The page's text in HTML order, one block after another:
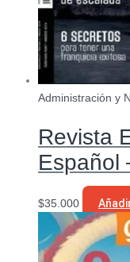
Administración y
Revista
Español
$35.000